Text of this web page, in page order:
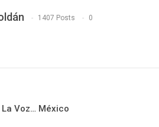
1407 Posts 0
Voz… México